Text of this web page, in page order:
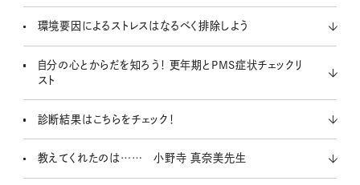
環境要因によるストレスはなるべく排除しよう
自分の心とからだを知ろう！ 更年期とPMS症状チェックリ
スト
診断結果はこちらをチェック！
教えてくれたのは…… 小野寺 真奈美先生